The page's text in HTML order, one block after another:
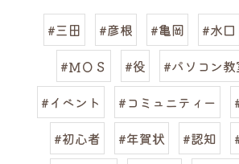
#三田 #彦根 #亀岡 #水口
#ＭＯＳ
#役 #パソコン教
#イベント
#コミュニティー
#初心者
#年賀状 #認知